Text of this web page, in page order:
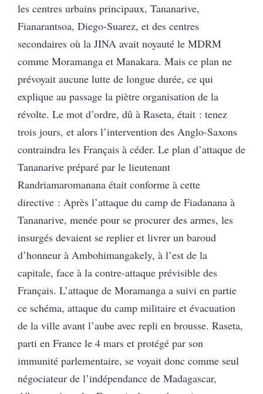
les centres urbains principaux, Tananarive,
Fianarantsoa, Diego-Suarez, et des centres
secondaires où la JINA avait noyauté le MDRM
comme Moramanga et Manakara. Mais ce plan ne
prévoyait aucune lutte de longue durée, ce qui
explique au passage la piètre organisation de la
révolte. Le mot d’ordre, dû à Raseta, était : tenez
trois jours, et alors l’intervention des Anglo-Saxons
contraindra les Français à céder. Le plan d’attaque de
Tananarive préparé par le lieutenant
Randriamaromanana était conforme à cette
directive : Après l’attaque du camp de Fiadanana à
Tananarive, menée pour se procurer des armes, les
insurgés devaient se replier et livrer un baroud
d’honneur à Ambohimangakely, à l’est de la
capitale, face à la contre-attaque prévisible des
Français. L’attaque de Moramanga a suivi en partie
ce schéma, attaque du camp militaire et évacuation
de la ville avant l’aube avec repli en brousse. Raseta,
parti en France le 4 mars et protégé par son
immunité parlementaire, se voyait donc comme seul
négociateur de l’indépendance de Madagascar,